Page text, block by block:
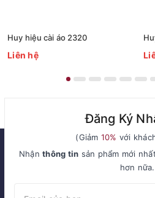
Huy hiệu cài áo 2320
Liên hệ
Đăng Ký
(Giảm 10% với
Nhậnthông tin sản phẩm mới
hơn nữa.